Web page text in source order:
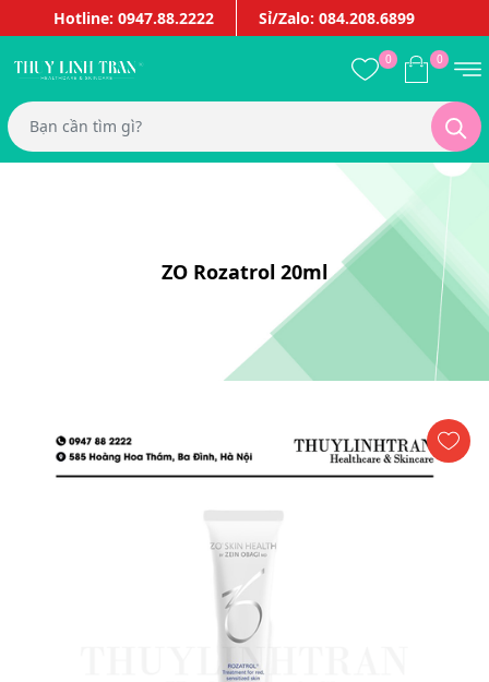
Hotline: 0947.88.2222 Sỉ/Zalo: 084.208.6899
0 0
ZO Rozatrol 20ml